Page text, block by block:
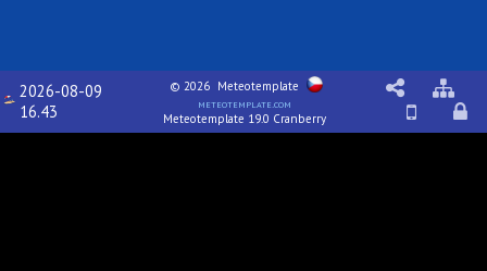
2026-08-09
16.43
© 2026 Meteotemplate
meteotemplate.com
Meteotemplate 19.0 Cranberry